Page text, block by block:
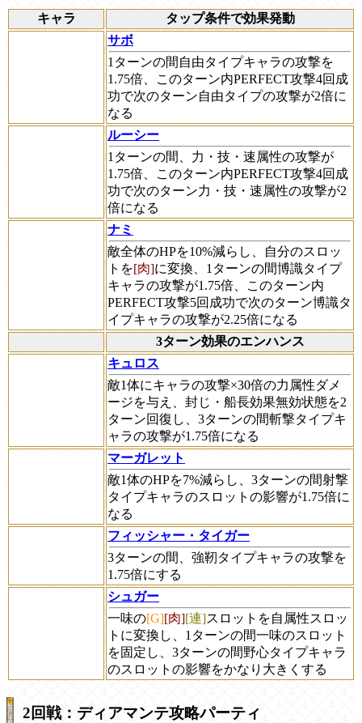
キャラ
タップ条件で効果発動
サボ
1ターンの間自由タイプキャラの攻撃を
1.75倍、このターン内PERFECT攻撃4回成
功で次のターン自由タイプの攻撃が2倍に
なる
ルーシー
1ターンの間、力・技・速属性の攻撃が
1.75倍、このターン内PERFECT攻撃4回成
功で次のターン力・技・速属性の攻撃が2
倍になる
ナミ
敵全体のHPを10%減らし、自分のスロッ
トを[肉]に変換、1ターンの間博識タイプ
キャラの攻撃が1.75倍、このターン内
PERFECT攻撃5回成功で次のターン博識タ
イプキャラの攻撃が2.25倍になる
3ターン効果のエンハンス
キュロス
敵1体にキャラの攻撃×30倍の力属性ダメ
ージを与え、封じ・船長効果無効状態を2
ターン回復し、3ターンの間斬撃タイプキ
ャラの攻撃が1.75倍になる
マーガレット
敵1体のHPを7%減らし、3ターンの間射撃
タイプキャラのスロットの影響が1.75倍に
なる
フィッシャー・タイガー
3ターンの間、強靭タイプキャラの攻撃を
1.75倍にする
シュガー
一味の[G][肉][連]スロットを自属性スロッ
トに変換し、1ターンの間一味のスロット
を固定し、3ターンの間野心タイプキャラ
のスロットの影響をかなり大きくする
2回戦：ディアマンテ攻略パーティ